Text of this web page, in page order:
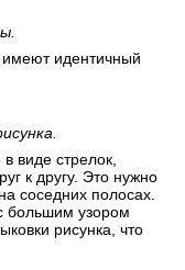
имеют идентичный
в виде стрелок,
к другу. Это нужно
соседних полосах.
большим узором
рисунка, что